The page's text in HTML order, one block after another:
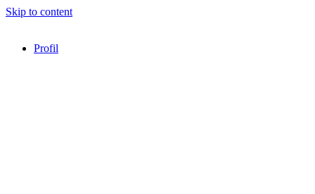
Skip to content
Profil